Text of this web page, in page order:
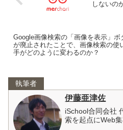
しないの
Google画像検索の「画像を表示」ボ
が廃止されたことで、画像検索の使
手がどのように変わるのか？
執筆者
伊藤亜津佐
iSchool合同会社
索を起点にWeb